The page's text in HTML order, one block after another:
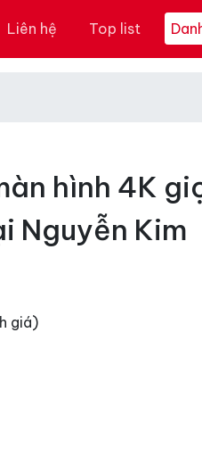
Liên hệ Top list
hình 4K
Nguyễn Kim
giá)